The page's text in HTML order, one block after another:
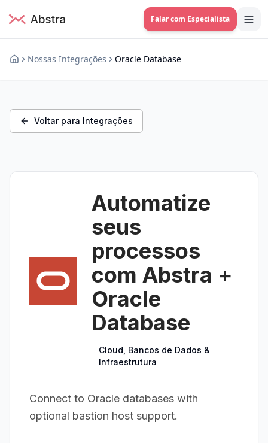
Falar com Especialista
Nossas Integrações Oracle Database
Voltar para Integrações
Automatize
seus
processos
com Abstra +
Oracle
Database
Cloud, Bancos de Dados &
Infraestrutura
Connect to Oracle databases with
optional bastion host support.